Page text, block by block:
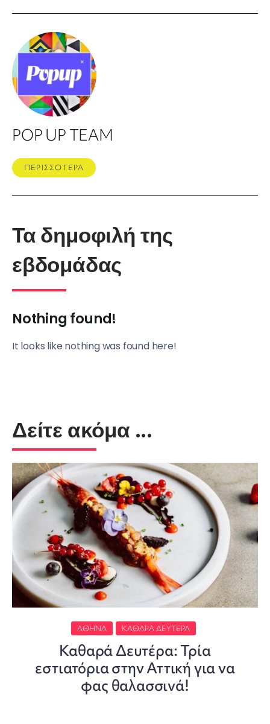
POP UP TEAM
ΠΕΡΙΣΣΟΤΕΡΑ
Τα δημοφιλή της
εβδομάδας
Nothing found!
It looks like nothing was found here!
Δείτε ακόμα ...
ΑΘΉΝΑ ΚΑΘΑΡΆ ΔΕΥΤΈΡΑ
Καθαρά Δευτέρα: Τρία
εστιατόρια στην Αττική για να
φας θαλασσινά!